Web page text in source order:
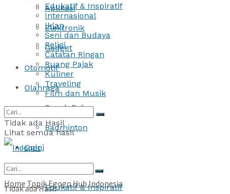
Aplikasi
Elektronik
Gadget
Otomotif
Olahraga
Sepak Bola
Badminton
Opini
Edukatif & Inspiratif
Edukatif & Inspiratif
Internasional
Iklan
Seni dan Budaya
Religi
Catatan Ringan
Ruang Pajak
Kuliner
Traveling
Film dan Musik
Tidak ada Hasil
Lihat semua hasil
Tidak ada Hasil
Home TopikEgogo Hub Indonesia